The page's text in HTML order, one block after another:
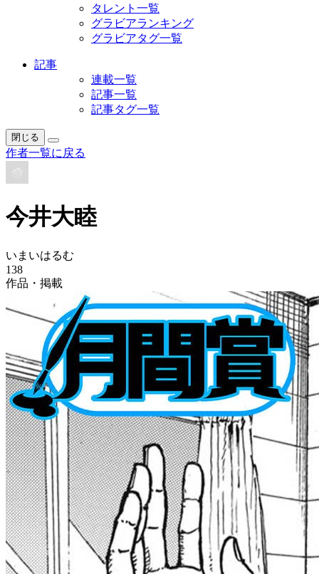
タレント一覧
グラビアランキング
グラビアタグ一覧
記事
連載一覧
記事一覧
記事タグ一覧
閉じる
作者一覧に戻る
今井大睦
いまいはるむ
138
作品・掲載